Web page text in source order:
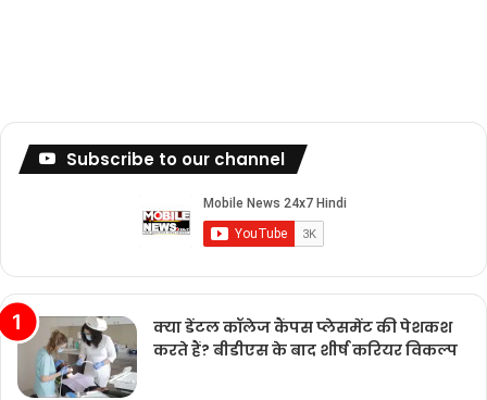
Subscribe to our channel
क्या डेंटल कॉलेज कैंपस प्लेसमेंट की पेशकश
करते हैं? बीडीएस के बाद शीर्ष करियर विकल्प